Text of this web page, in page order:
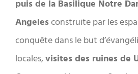
puis de la Basilique Notre
Angelesconstruite par les
conquête dans le but
locales, visites des ruines de